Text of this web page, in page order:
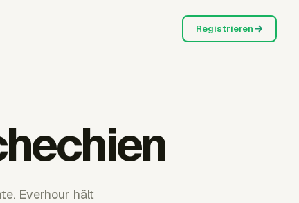
Registrieren
Everhour hält